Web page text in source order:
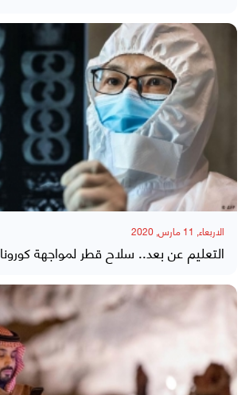
الاربعاء, 11 مارس, 2020
التعليم عن بعد.. سلاح قطر لمواجهة كورونا